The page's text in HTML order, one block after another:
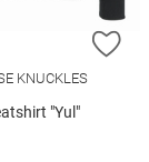
HINZUFÜGEN
KNUCKLES
"Yul"